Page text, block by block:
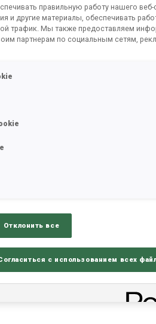
70
ДНИ
15
ЧАСЫ
MUNICH
правильную работу нашего веб-
и другие материалы, обеспечивать
трафик. Мы также предоставляем
партнерам по социальным сетям,
Отклонить все
с использованием всех